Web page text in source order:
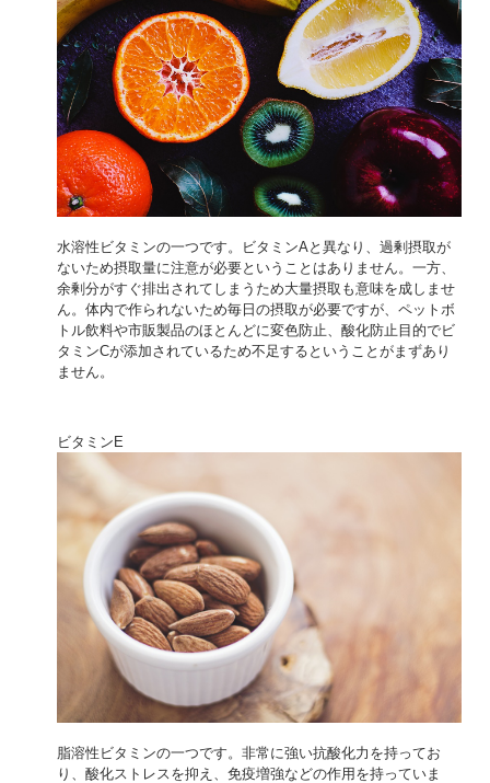
水溶性ビタミンの一つです。ビタミンAと異なり、過剰摂取が
ないため摂取量に注意が必要ということはありません。一方、
余剰分がすぐ排出されてしまうため大量摂取も意味を成しませ
ん。体内で作られないため毎日の摂取が必要ですが、ペットボ
トル飲料や市販製品のほとんどに変色防止、酸化防止目的でビ
タミンCが添加されているため不足するということがまずあり
ません。
ビタミンE
脂溶性ビタミンの一つです。非常に強い抗酸化力を持ってお
り、酸化ストレスを抑え、免疫増強などの作用を持っていま